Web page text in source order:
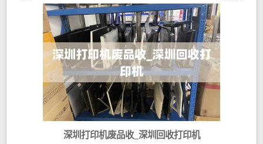
线深圳罗湖上门收购企业电脑主机...
深圳打印机废品收_深圳回收打印机